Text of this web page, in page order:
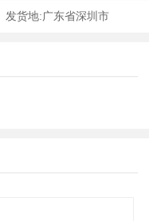
发货地:广东省深圳市